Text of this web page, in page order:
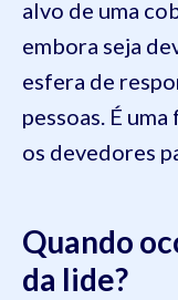
alvo de uma
embora seja
esfera de
pessoas. É
os devedores
Quando
da lide?